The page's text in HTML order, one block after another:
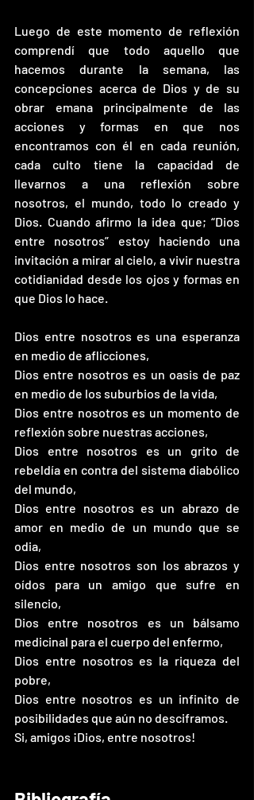
Luego de este momento de reflexión
comprendí que todo aquello que
hacemos durante la semana, las
concepciones acerca de Dios y de su
obrar emana principalmente de las
acciones y formas en que nos
encontramos con él en cada reunión,
cada culto tiene la capacidad de
llevarnos a una reflexión sobre
nosotros, el mundo, todo lo creado y
Dios. Cuando afirmo la idea que; “Dios
entre nosotros” estoy haciendo una
invitación a mirar al cielo, a vivir nuestra
cotidianidad desde los ojos y formas en
que Dios lo hace.
Dios entre nosotros es una esperanza
en medio de aflicciones,
Dios entre nosotros es un oasis de paz
en medio de los suburbios de la vida,
Dios entre nosotros es un momento de
reflexión sobre nuestras acciones,
Dios entre nosotros es un grito de
rebeldía en contra del sistema diabólico
del mundo,
Dios entre nosotros es un abrazo de
amor en medio de un mundo que se
odia,
Dios entre nosotros son los abrazos y
oídos para un amigo que sufre en
silencio,
Dios entre nosotros es un bálsamo
medicinal para el cuerpo del enfermo,
Dios entre nosotros es la riqueza del
pobre,
Dios entre nosotros es un infinito de
posibilidades que aún no desciframos.
Si, amigos ¡Dios, entre nosotros!